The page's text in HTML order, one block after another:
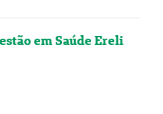
em Saúde Ereli